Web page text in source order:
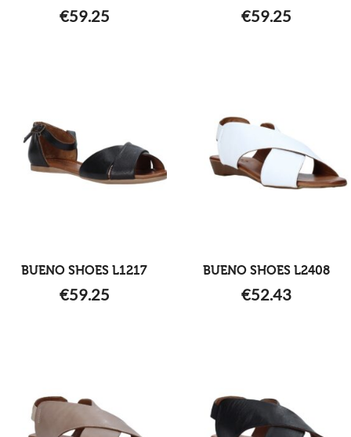
€59.25 €59.25
BUENO SHOES L1217
€59.25
BUENO SHOES L2408
€52.43